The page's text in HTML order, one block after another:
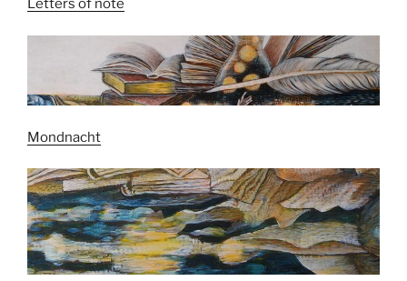
Letters of note
Mondnacht